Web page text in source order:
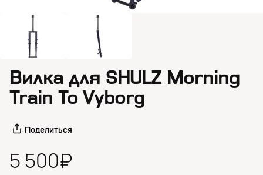
Вилка для SHULZ Morning
Train To Vyborg
Поделиться
5 500₽